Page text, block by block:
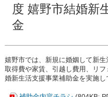
度 嬉野市結婚新
金
嬉野市では、新規に婚姻して新
取得費や家賃、引越し費用、リ
婚新生活支援事業補助金を実施し